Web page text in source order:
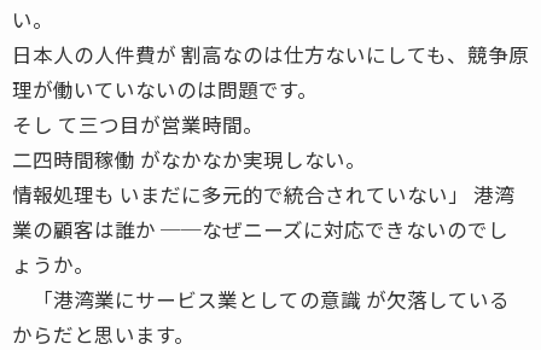
い。
日本人の人件費が 割高なのは仕方ないにしても、競争原
理が働いていないのは問題です。
そし て三つ目が営業時間。
二四時間稼働 がなかなか実現しない。
情報処理も いまだに多元的で統合されていない」 港湾
業の顧客は誰か ──なぜニーズに対応できないのでし
ょうか。
「港湾業にサービス業としての意識 が欠落している
からだと思います。